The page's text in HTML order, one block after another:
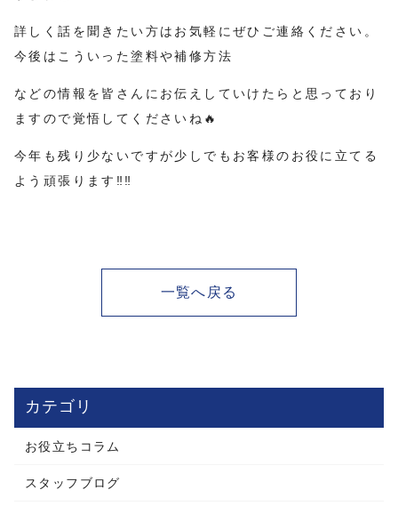
詳しく話を聞きたい方はお気軽にぜひご連絡ください。
今後はこういった塗料や補修方法
などの情報を皆さんにお伝えしていけたらと思っており
ますので覚悟してくださいね🔥
今年も残り少ないですが少しでもお客様のお役に立てる
よう頑張ります‼️‼️
一覧へ戻る
カテゴリ
お役立ちコラム
スタッフブログ